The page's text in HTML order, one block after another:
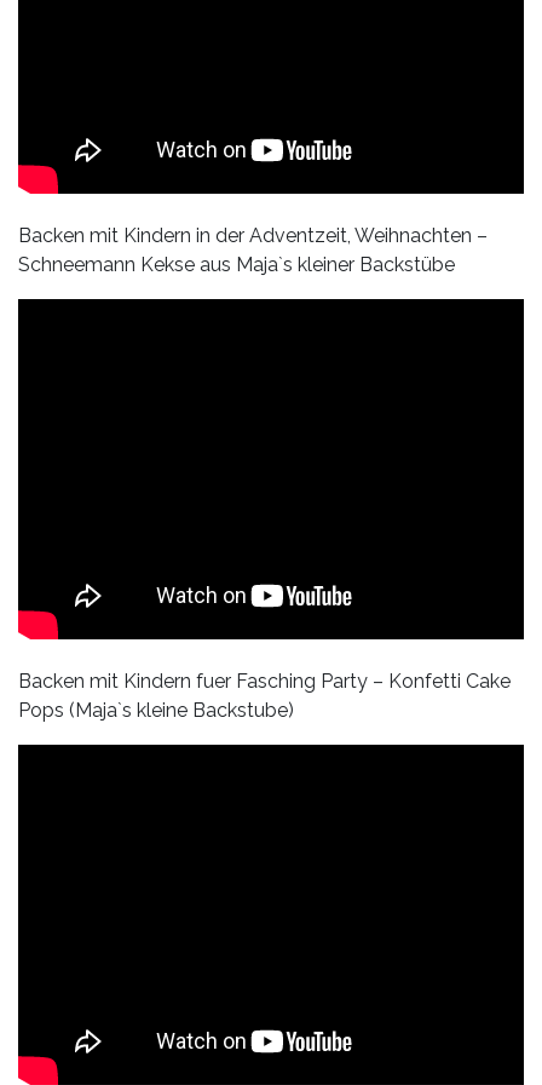
Backen mit Kindern in der Adventzeit, Weihnachten –
Schneemann Kekse aus Maja`s kleiner Backstübe
Backen mit Kindern fuer Fasching Party – Konfetti Cake
Pops (Maja`s kleine Backstube)